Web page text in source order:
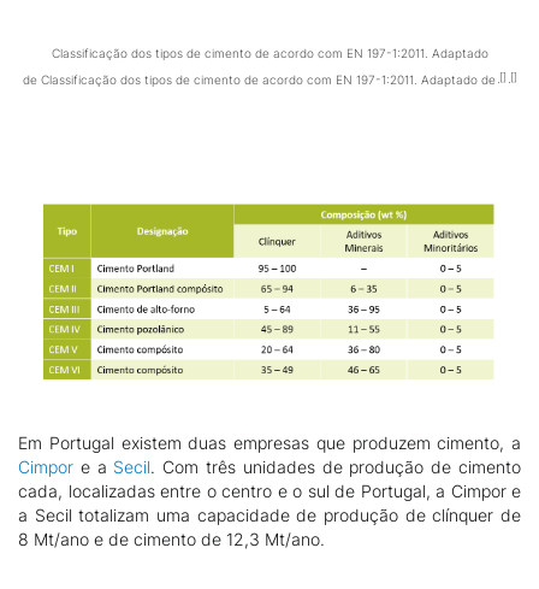
Classificação dos tipos de cimento de acordo com EN 197-1:2011. Adaptado
de Classificação dos tipos de cimento de acordo com EN 197-1:2011. Adaptado de
Em Portugal existem duas empresas que produzem cimento, a
Cimpor e a Secil. Com três unidades de produção de cimento
cada, localizadas entre o centro e o sul de Portugal, a Cimpor e
a Secil totalizam uma capacidade de produção de clínquer de
8 Mt/ano e de cimento de 12,3 Mt/ano.